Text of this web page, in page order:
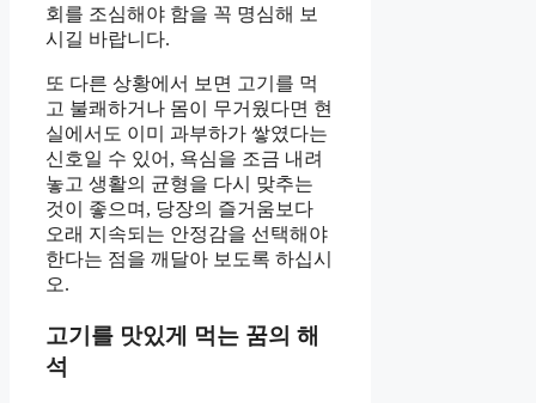
회를 조심해야 함을 꼭 명심해 보
시길 바랍니다.
또 다른 상황에서 보면 고기를 먹
고 불쾌하거나 몸이 무거웠다면 현
실에서도 이미 과부하가 쌓였다는
신호일 수 있어, 욕심을 조금 내려
놓고 생활의 균형을 다시 맞추는
것이 좋으며, 당장의 즐거움보다
오래 지속되는 안정감을 선택해야
한다는 점을 깨달아 보도록 하십시
오.
고기를 맛있게 먹는 꿈의 해
석